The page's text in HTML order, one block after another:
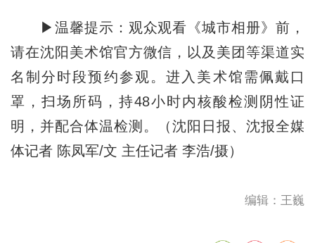
▶温馨提示：观众观看《城市相册》前，
请在沈阳美术馆官方微信，以及美团等渠道实
名制分时段预约参观。进入美术馆需佩戴口
罩，扫场所码，持48小时内核酸检测阴性证
明，并配合体温检测。（沈阳日报、沈报全媒
体记者 陈凤军/文 主任记者 李浩/摄）
编辑：王巍